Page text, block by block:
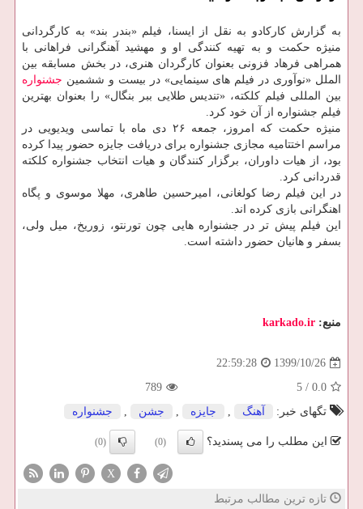
به گزارش کارکادو به نقل از ایسنا، فیلم «بندر بند» به کارگردانی
منیژه حکمت و به تهیه کنندگی او و مهشید آهنگرانی فراهانی با
همراهی فرهاد فزونی بعنوان کارگردان هنری، در بخش مسابقه بین
الملل «نوآوری در فیلم های سینمایی» در بیست و ششمین جشنواره
بین المللی فیلم کلکته، «تندیس طلایی ببر بنگال» را بعنوان بهترین
فیلم جشنواره از آن خود کرد.
منیژه حکمت که امروز، جمعه ۲۶ دی ماه با تماسی ویدیویی در
مراسم اختتامیه مجازی جشنواره برای دریافت جایزه حضور پیدا کرده
بود، از هیات داوران، برگزار کنندگان و هیات انتخاب جشنواره کلکته
قدردانی کرد.
در این فیلم رضا کولغانی، امیرحسین طاهری، مهلا موسوی و پگاه
اهنگرانی بازی کرده اند.
این فیلم پیش تر در جشنواره هایی چون تورنتو، زوریخ، میل ولی،
بسفر و هانیان حضور داشته است.
منبع: karkado.ir
1399/10/26
22:59:28
0.0
/
5
789
تگهای خبر:
آهنگ , جایزه , جشن , جشنواره
این مطلب را می پسندید؟ (0)
(0)
X
تازه ترین مطالب مرتبط